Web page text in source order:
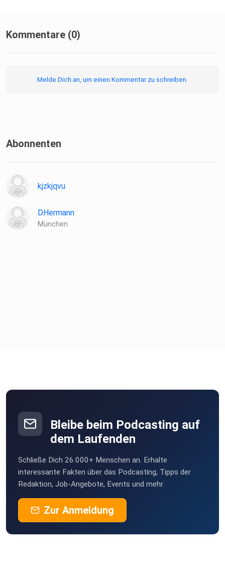
Kommentare (0)
Melde Dich an, um einen Kommentar zu schreiben.
Abonnenten
kjzkjqvu
DHermann
München
Bleibe beim Podcasting auf
dem Laufenden
Schließe Dich 26.000+ Menschen an. Erhalte
interessante Fakten über das Podcasting, Tipps der
Redaktion, Job-Angebote, Events und mehr.
Zur Anmeldung